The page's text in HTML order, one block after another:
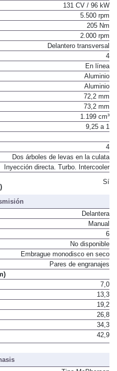
131 CV / 96 kW
5.500 rpm
205 Nm
2.000 rpm
Delantero transversal
4
En línea
Aluminio
Aluminio
72,2 mm
73,2 mm
1.199 cm³
9,25 a 1
4
Dos árboles de levas en la culata
Inyección directa. Turbo. Intercooler
Sí
Delantera
Manual
6
No disponible
Embrague monodisco en seco
Pares de engranajes
7,0
13,3
19,2
26,8
34,3
42,9